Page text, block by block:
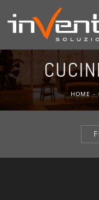
HOME -